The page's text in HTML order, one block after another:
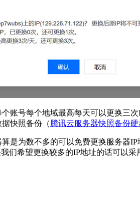
账号每个地域最高每天可以更换三
快照备份（腾讯云服务器快照备份
算是为数不多的可以免费更换服务器
们希望更换较多的IP地址的话可以采